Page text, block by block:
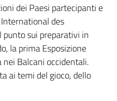
dei Paesi partecipanti e
des
punto sui preparativi in
la prima Esposizione
Balcani occidentali.
ai temi del gioco, dello